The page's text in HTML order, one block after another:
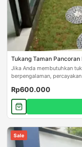
Tukang Taman
Jika Anda membutuhkan
berpengalaman,
Rp600.000
Sale